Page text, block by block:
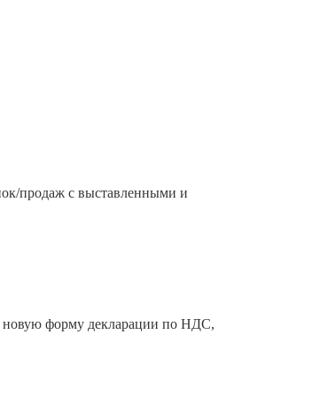
продаж с выставленными и
новую форму декларации по НДС,